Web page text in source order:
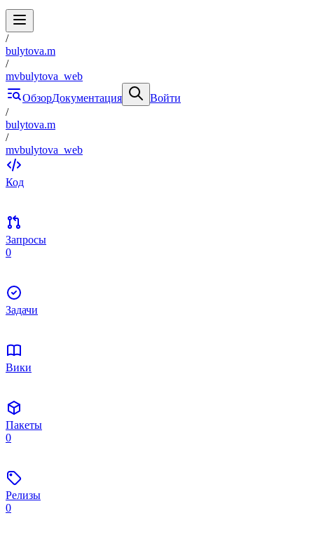
/
bulytova.m
/
mvbulytova_web
ОбзорДокументация
Войти
/
bulytova.m
/
mvbulytova_web
Код
Запросы
0
Задачи
Вики
Пакеты
0
Релизы
0